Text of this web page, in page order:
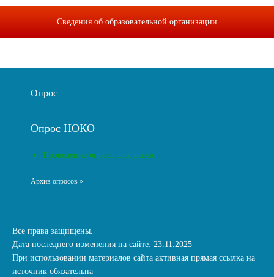
Сведения об образовательной организации
Опрос
Опрос НОКО
Проведение опроса завершено
Архив опросов »
Все права защищены.
Дата последнего изменения на сайте: 23.11.2025
При использовании материалов сайта активная прямая ссылка на
источник обязательна